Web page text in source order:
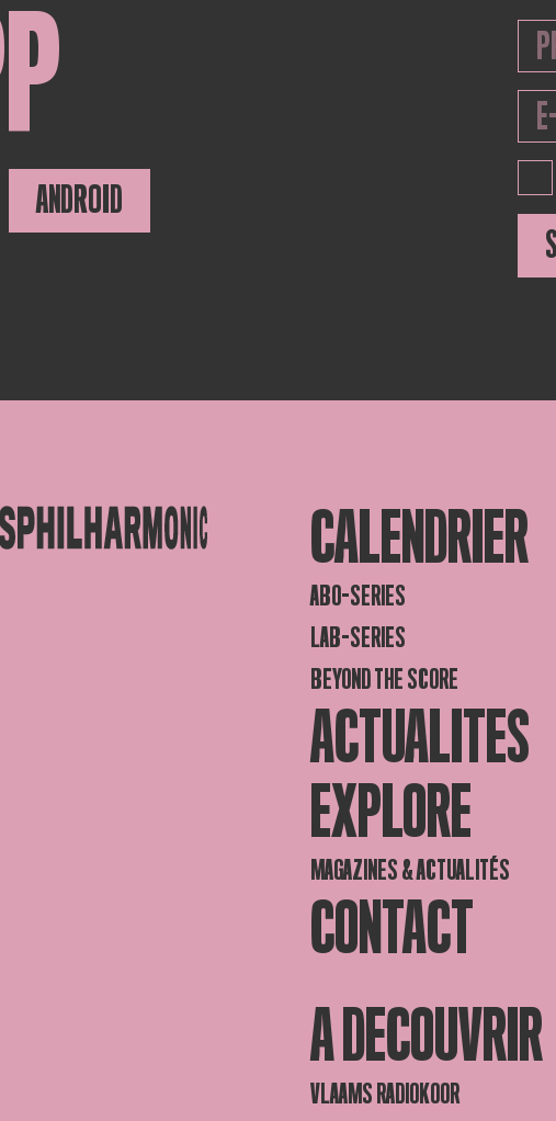
ANDROID
CALENDRIER
ABO-SERIES
LAB-SERIES
BEYOND THE SCORE
ACTUALITES
EXPLORE
MAGAZINES & ACTUALITÉS
CONTACT
A DECOUVRIR
VLAAMS RADIOKOOR